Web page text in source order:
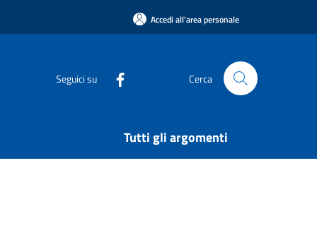
Accedi all'area personale
Seguici su Cerca
Tutti gli argomenti